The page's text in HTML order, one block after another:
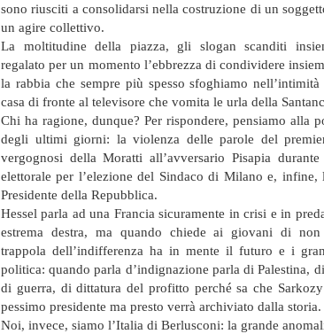
sono riusciti a consolidarsi nella costruzione di un
un agire collettivo.
La moltitudine della piazza, gli slogan scanditi
regalato per un momento l’ebbrezza di condividere
la rabbia che sempre più spesso sfoghiamo
casa di fronte al televisore che vomita le urla della
Chi ha ragione, dunque? Per rispondere, pensiamo alla
degli ultimi giorni: la violenza delle parole del
vergognosi della Moratti all’avversario Pisapia durante
elettorale per l’elezione del Sindaco di Milano e, infine,
Presidente della Repubblica.
Hessel parla ad una Francia sicuramente in crisi e in
estrema destra, ma quando chiede ai giovani di non
trappola dell’indifferenza ha in mente il futuro e i
politica: quando parla d’indignazione parla di Palestina,
di guerra, di dittatura del profitto perché sa che
pessimo presidente ma presto verrà archiviato dalla storia.
Noi, invece, siamo l’Italia di Berlusconi: la grande